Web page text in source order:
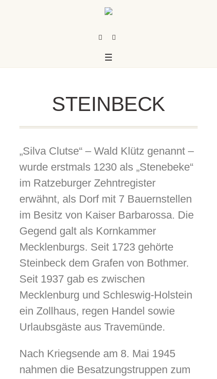
STEINBECK
„Silva Clutse“ – Wald Klütz genannt –
wurde erstmals 1230 als „Stenebeke“
im Ratzeburger Zehntregister
erwähnt, als Dorf mit 7 Bauernstellen
im Besitz von Kaiser Barbarossa. Die
Gegend galt als Kornkammer
Mecklenburgs. Seit 1723 gehörte
Steinbeck dem Grafen von Bothmer.
Seit 1937 gab es zwischen
Mecklenburg und Schleswig-Holstein
ein Zollhaus, regen Handel sowie
Urlaubsgäste aus Travemünde.
Nach Kriegsende am 8. Mai 1945
nahmen die Besatzungstruppen zum